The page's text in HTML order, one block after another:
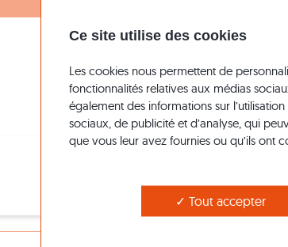
Ce site utilise des cookies
Les cookies nous permettent de
fonctionnalités relatives aux médias
également des informations sur
sociaux, de publicité et d’analyse, qui
que vous leur avez fournies ou qu’ils ont
Tout accepter